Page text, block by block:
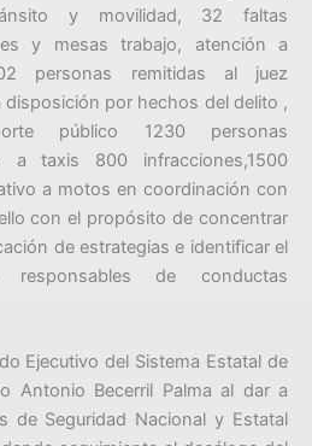
y movilidad, 32 faltas
y mesas trabajo, atención a
personas remitidas al juez
por hechos del delito ,
público 1230 personas
a taxis 800 infracciones,1500
a motos en coordinación con
con el propósito de concentrar
de estrategias e identificar el
de conductas
Ejecutivo del Sistema Estatal de
Antonio Becerril Palma al dar a
de Seguridad Nacional y Estatal